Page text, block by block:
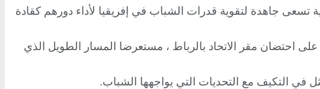
تسعى جاهدة لتقوية قدرات الشباب في إفريقيا لأداء دورهم كقادة
على احتضان مقر الاتحاد بالرباط ، مستعرضا المسار الطويل الذي
في التكيف مع التحديات التي يواجهها الشباب.